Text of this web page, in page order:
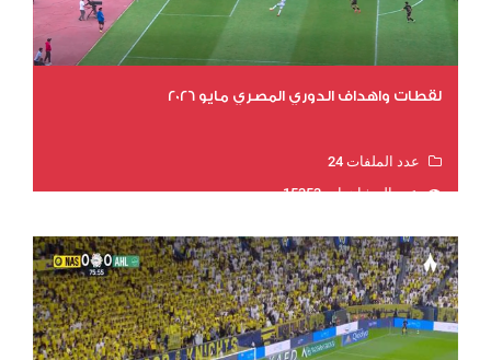
لقطات واهداف الدوري المصري مايو 2026
عدد الملفات 24
عدد المشاهدات 15353